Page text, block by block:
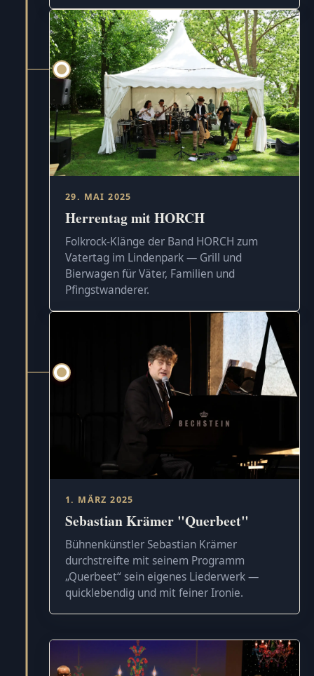
29. MAI 2025
Herrentag mit HORCH
Folkrock-Klänge der Band HORCH zum
Vatertag im Lindenpark — Grill und
Bierwagen für Väter, Familien und
Pfingstwanderer.
1. MÄRZ 2025
Sebastian Krämer "Querbeet"
Bühnenkünstler Sebastian Krämer
durchstreifte mit seinem Programm
„Querbeet“ sein eigenes Liederwerk —
quicklebendig und mit feiner Ironie.